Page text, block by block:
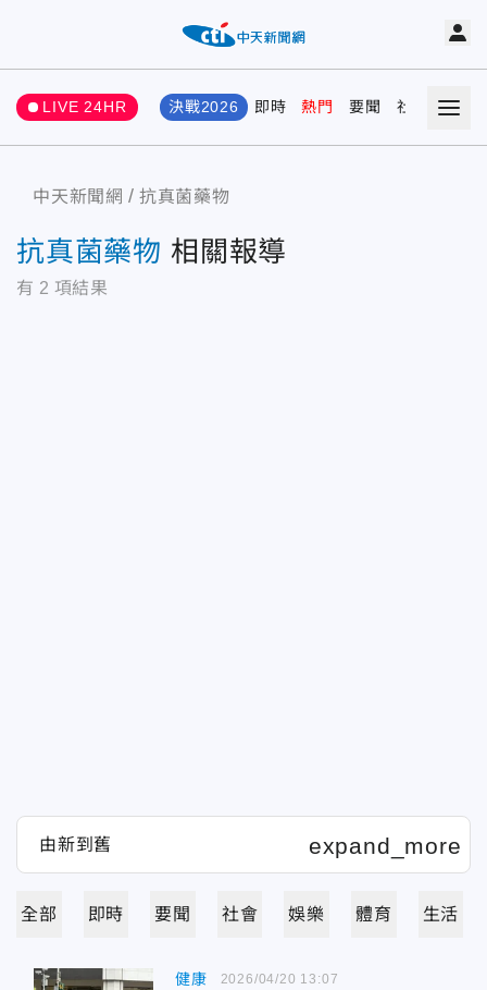
LIVE 24HR 決戰2026 即時 熱門 要聞 社會 娛樂
中天新聞網 抗真菌藥物
抗真菌藥物 相關報導
有 2 項結果
全部 即時 要聞 社會 娛樂 體育 生活
健康 2026/04/20 13:07